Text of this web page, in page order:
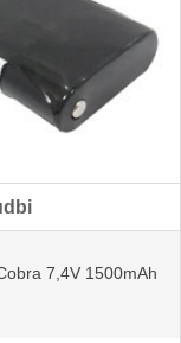
7,4V 1500mAh